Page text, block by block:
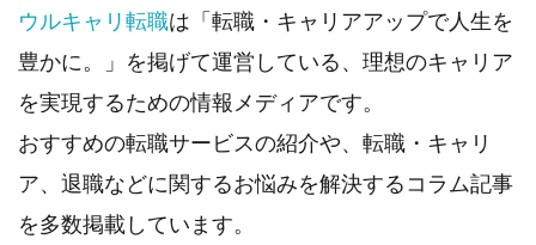
U-
一般
法人
キャ
リア
協会
ウルキャリ転職は「転職・キャリアアップで人生を
豊かに。」を掲げて運営している、理想のキャリア
を実現するための情報メディアです。
おすすめの転職サービスの紹介や、転職・キャリ
ア、退職などに関するお悩みを解決するコラム記事
を多数掲載しています。